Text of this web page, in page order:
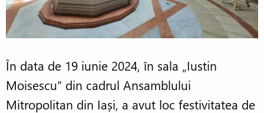
În data de 19 iunie 2024, în sala „Iustin
Moisescu” din cadrul Ansamblului
Mitropolitan din Iași, a avut loc festivitatea de